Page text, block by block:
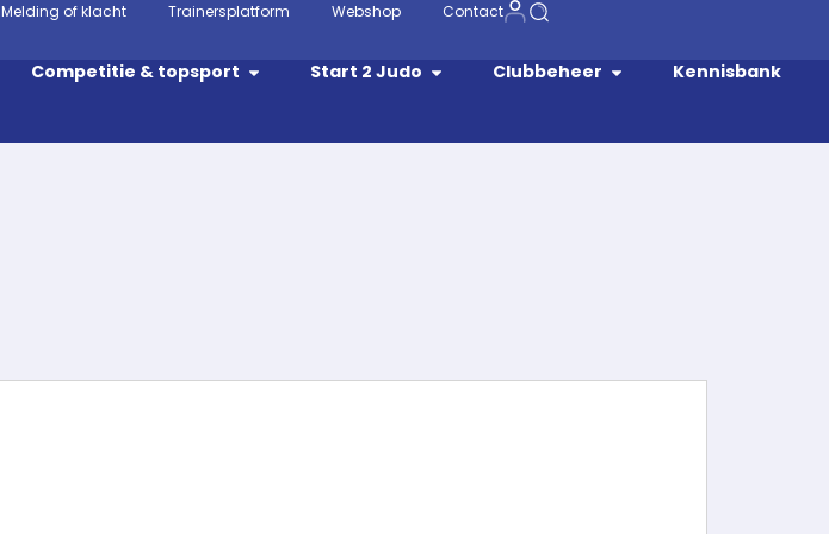
Melding of klacht Trainersplatform Webshop Contact
Competitie & topsport Start 2 Judo Clubbeheer Kennisbank